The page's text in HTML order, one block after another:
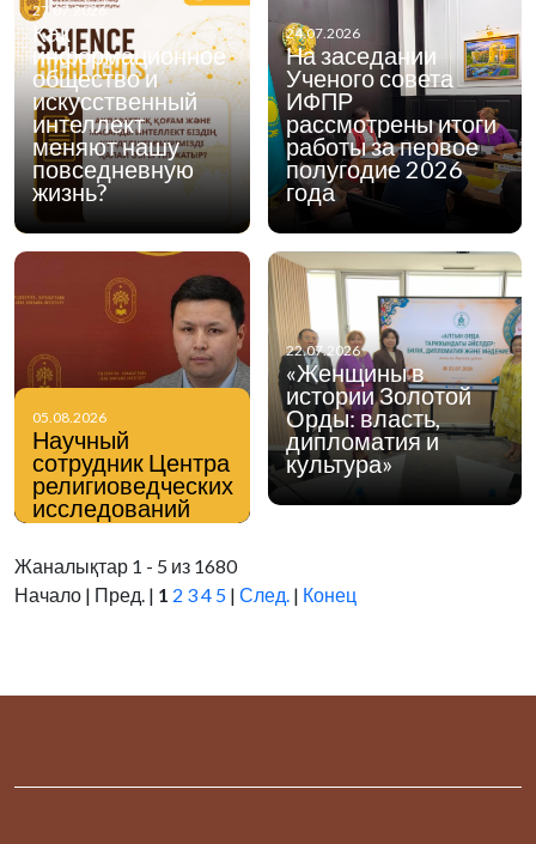
05.08.2026
Научный
сотрудник Центра
религиоведческих
исследований
Института
политологии и
религиоведения
информационному
вопросам
27.07.2026
Как
информационное
общество и
искусственный
интеллект
меняют нашу
повседневную
жизнь?
24.07.2026
На заседании
Ученого совета
ИФПР
рассмотрены итоги
работы за первое
полугодие 2026
года
22.07.2026
«Женщины в
истории Золотой
Орды: власть,
дипломатия и
культура»
Жаналықтар 1 - 5 из 1680
Начало | Пред. | 1 2 34 5 | След. | Конец